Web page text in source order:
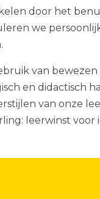
door het
we
van
en didactisch
van onze
leerwinst voor